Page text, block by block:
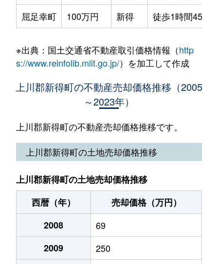
屈足幸町
100万円 新得 徒歩1時間45分
※出典：国土交通省不動産取引価格情報（http
s://www.reinfolib.mlit.go.jp/）を加工して作成
上川郡新得町の不動産売却価格推移（2005
～2023年）
上川郡新得町の不動産売却価格推移です。
上川郡新得町の土地売却価格推移
上川郡新得町の土地売却価格推移
西暦（年）
売却価格（万円）
2008
69
2009
250